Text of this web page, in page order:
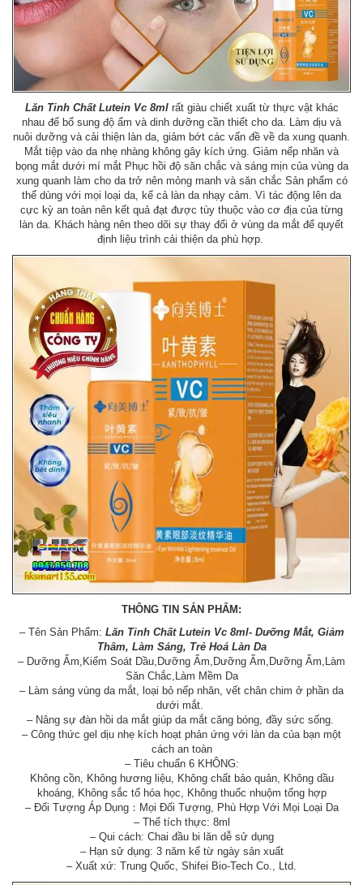
Lăn Tinh Chất Lutein Vc 8mlrất giàu chiết xuất từ ​​thực vật khác
nhau để bổ sung độ ẩm và dinh dưỡng cần thiết cho da. Làm dịu và
nuôi dưỡng và cải thiện làn da, giảm bớt các vấn đề về da xung quanh.
Mắt tiệp vào da nhẹ nhàng không gây kích ứng. Giảm nếp nhăn và
bọng mắt dưới mí mắt Phục hồi độ săn chắc và sáng mịn của vùng da
xung quanh làm cho da trở nên mỏng manh và săn chắc Sản phẩm có
thể dùng với mọi loại da, kể cả làn da nhạy cảm. Vì tác động lên da
cực kỳ an toàn nên kết quả đạt được tùy thuộc vào cơ địa của từng
làn da. Khách hàng nên theo dõi sự thay đổi ở vùng da mắt để quyết
định liệu trình cải thiện da phù hợp.
THÔNG TIN SẢN PHẨM:
– Tên Sản Phẩm: Lăn Tinh Chất Lutein Vc 8ml- Dưỡng Mắt, Giảm
Thâm, Làm Sáng, Trẻ Hoá Làn Da
– Dưỡng Ẩm,Kiểm Soát Dầu,Dưỡng Ẩm,Dưỡng Ẩm,Dưỡng Ẩm,Làm
Săn Chắc,Làm Mềm Da
– Làm sáng vùng da mắt, loại bỏ nếp nhăn, vết chân chim ở phần da
dưới mắt.
– Nâng sự đàn hồi da mắt giúp da mắt căng bóng, đầy sức sống.
– Công thức gel dịu nhẹ kích hoạt phản ứng với làn da của bạn một
cách an toàn
– Tiêu chuẩn 6 KHÔNG:
Không cồn, Không hương liệu, Không chất bảo quản, Không dầu
khoáng, Không sắc tố hóa học, Không thuốc nhuộm tổng hợp
– Đối Tượng Áp Dụng：Mọi Đối Tượng, Phù Hợp Với Mọi Loại Da
– Thể tích thực: 8ml
– Qui cách: Chai đầu bi lăn dễ sử dụng
– Hạn sử dụng: 3 năm kể từ ngày sản xuất
– Xuất xứ: Trung Quốc, Shifei Bio-Tech Co., Ltd.